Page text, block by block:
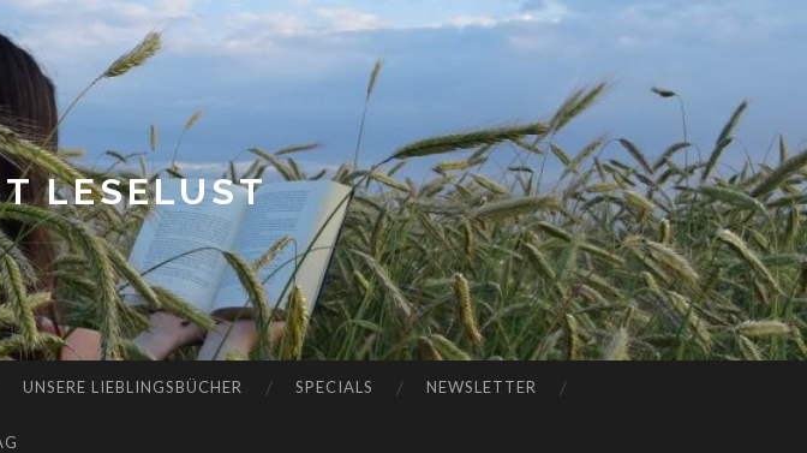
LESELUST
UNSERE LIEBLINGSBÜCHER SPECIALS NEWSLETTER